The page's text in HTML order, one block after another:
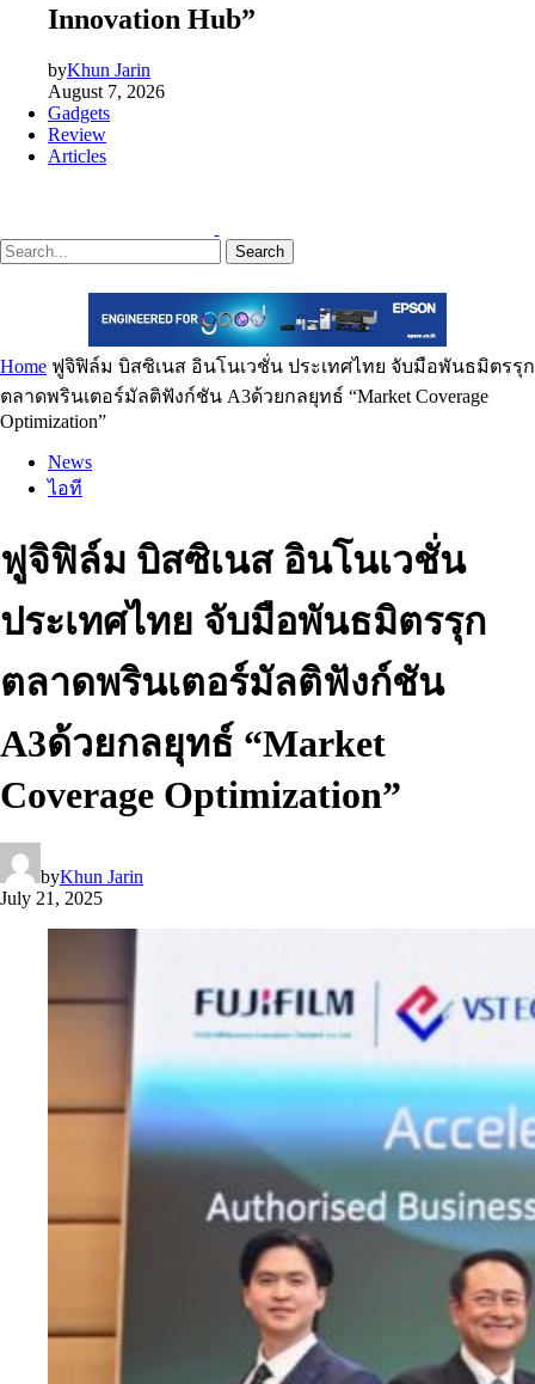
Innovation Hub”
byKhun Jarin
August 7, 2026
Gadgets
Review
Articles
Search
Home ฟูจิฟิล์ม บิสซิเนส อินโนเวชั่น ประเทศไทย จับมือพันธมิตรรุก
ตลาดพรินเตอร์มัลติฟังก์ชัน A3ด้วยกลยุทธ์ “Market Coverage
Optimization”
News
ไอที
ฟูจิฟิล์ม บิสซิเนส อินโนเวชั่น
ประเทศไทย จับมือพันธมิตรรุก
ตลาดพรินเตอร์มัลติฟังก์ชัน
A3ด้วยกลยุทธ์ “Market
Coverage Optimization”
byKhun Jarin
July 21, 2025